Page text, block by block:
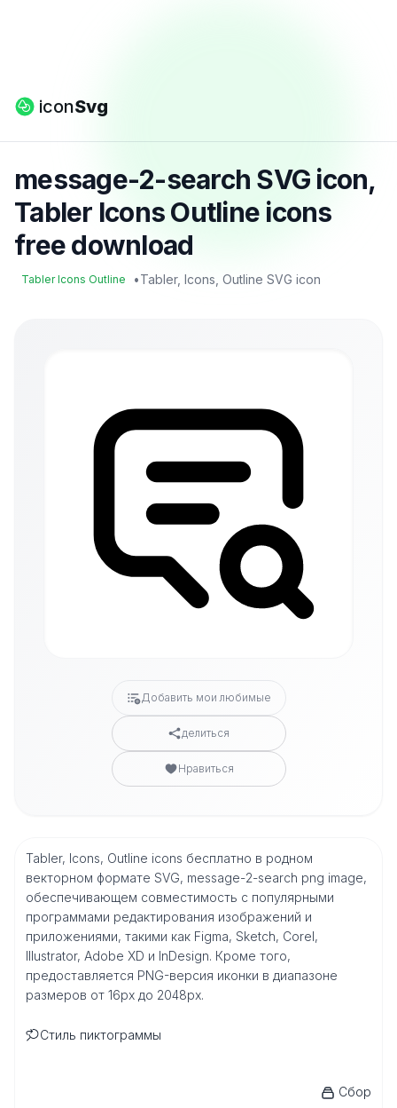
iconSvg
message-2-search SVG icon,
Tabler Icons Outline icons
free download
Tabler Icons Outline •Tabler, Icons, Outline SVG icon
Добавить мои любимые
делиться
Нравиться
Tabler, Icons, Outline icons бесплатно в родном
векторном формате SVG, message-2-search png image,
обеспечивающем совместимость с популярными
программами редактирования изображений и
приложениями, такими как Figma, Sketch, Corel,
Illustrator, Adobe XD и InDesign. Кроме того,
предоставляется PNG-версия иконки в диапазоне
размеров от 16px до 2048px.
Стиль пиктограммы
Сбор